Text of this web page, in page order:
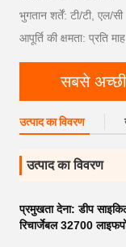
भुगतान शर्तें: टी/टी, एल/सी
आपूर्ति की क्षमता: प्रति
सबसे
उत्पाद का विवरण
उत्पाद का विवरण
प्रमुखता देना:डीप
रिचार्जेबल 32700